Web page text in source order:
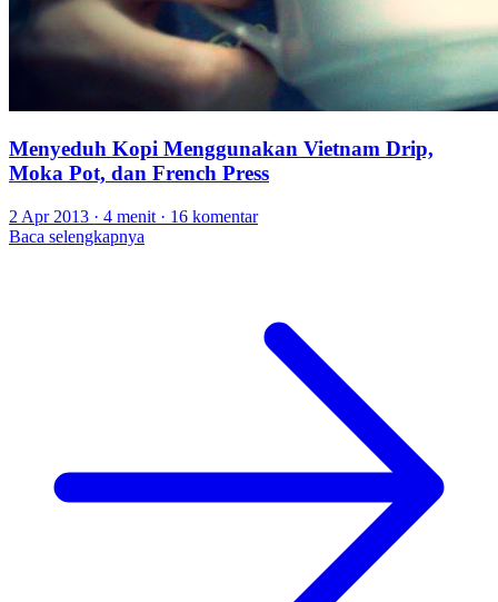
Menyeduh Kopi Menggunakan Vietnam Drip,
Moka Pot, dan French Press
2 Apr 2013 · 4 menit · 16 komentar
Baca selengkapnya